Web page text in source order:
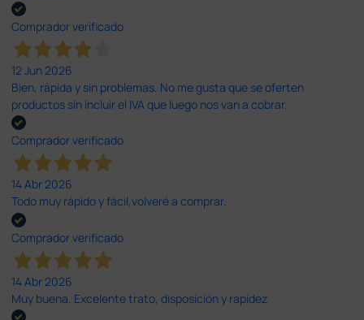
Comprador verificado
12 Jun 2026
Bien, rápida y sin problemas. No me gusta que se oferten
productos sin incluir el IVA que luego nos van a cobrar.
Comprador verificado
14 Abr 2026
Todo muy rápido y fácil,volveré a comprar.
Comprador verificado
14 Abr 2026
Muy buena. Excelente trato, disposición y rapidez